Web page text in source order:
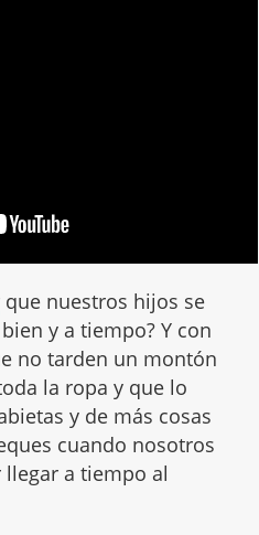
que nuestros hijos se
y a tiempo? Y con
no tarden un montón
la ropa y que lo
y de más cosas
cuando nosotros
a tiempo al